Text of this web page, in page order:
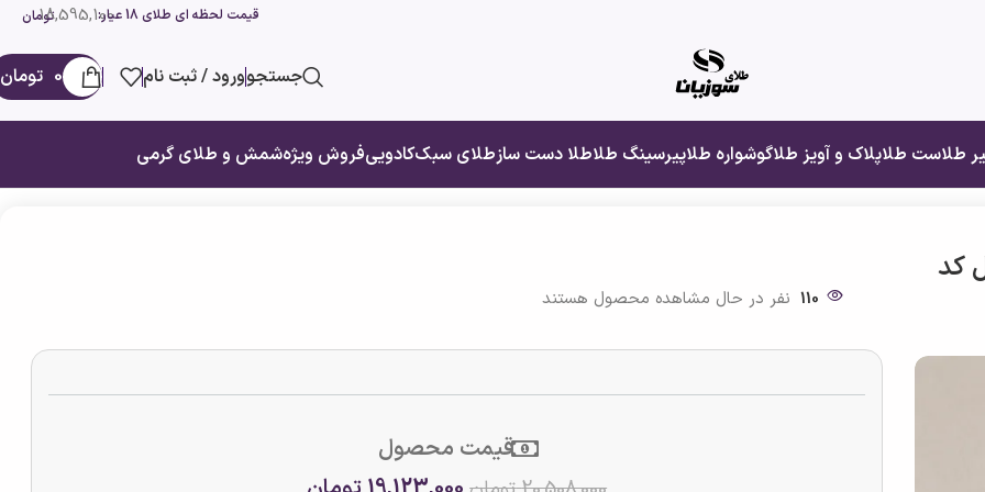
تومان18,595,100 قیمت لحظه ای طلای 18 عیار:
جستجوورود / ثبت نام 0 تومان
طلاست طلاپلاک و آویز طلاگوشواره طلاپیرسینگ طلاطلا دست سازطلای سبککادوییفروش ویژهشمش و طلای گرمی
کد
110 نفر در حال مشاهده محصول هستند
قیمت محصول